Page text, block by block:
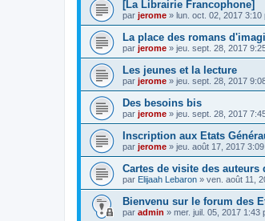
[La Librairie Francophone]
par jerome » lun. oct. 02, 2017 3:10
La place des romans
par jerome » jeu. sept. 28, 2017
Les jeunes et la lecture
par jerome » jeu. sept. 28, 2017
Des besoins bis
par jerome » jeu. sept. 28, 2017
Inscription aux Etats
par jerome » jeu. août 17, 2017
Cartes de visite des auteurs
par Elijaah Lebaron » ven. août 11,
Bienvenu sur le forum des
par admin » mer. juil. 05, 2017 1:43